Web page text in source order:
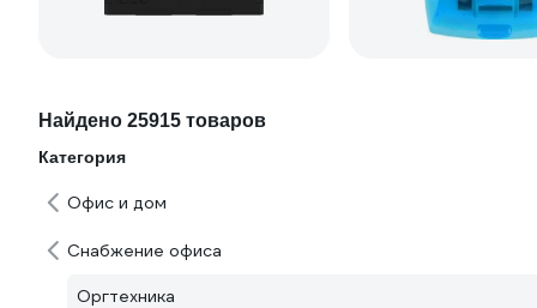
Найдено 25915 товаров
Категория
Офис и дом
Снабжение офиса
Оргтехника